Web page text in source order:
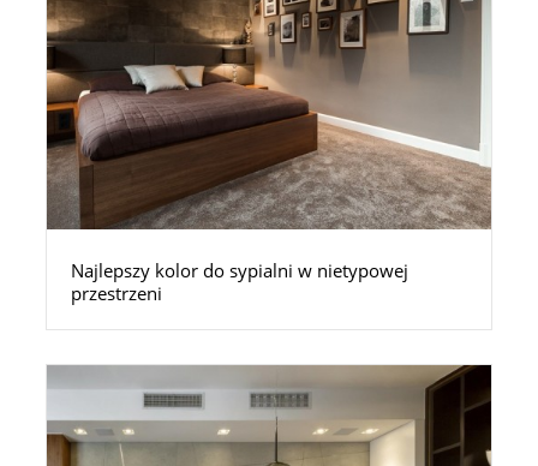
Najlepszy kolor do sypialni w nietypowej
przestrzeni